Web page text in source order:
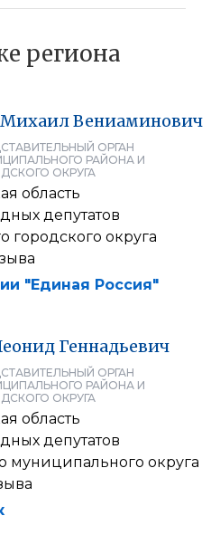
региона
МихаилВениаминович
ОРГАН
РАЙОНА И
ОКРУГА
область
депутатов
городского округа
"Единая Россия"
Геннадьевич
ОРГАН
РАЙОНА И
ОКРУГА
область
депутатов
муниципального округа